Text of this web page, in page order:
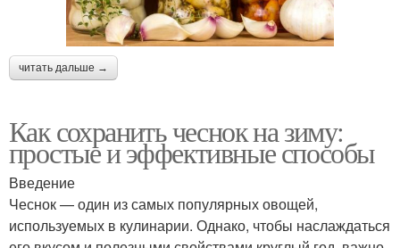
читать дальше →
Как сохранить чеснок на зиму:
простые и эффективные способы
Введение
Чеснок — один из самых популярных овощей,
используемых в кулинарии. Однако, чтобы наслаждаться